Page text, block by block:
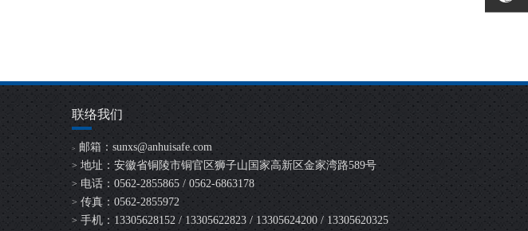
联络我们
> 邮箱： sunxs@anhuisafe.com
> 地址：安徽省铜陵市铜官区狮子山国家高新区金家湾路589号
> 电话：0562-2855865 / 0562-6863178
> 传真：0562-2855972
> 手机：13305628152 / 13305622823 / 13305624200 / 13305620325